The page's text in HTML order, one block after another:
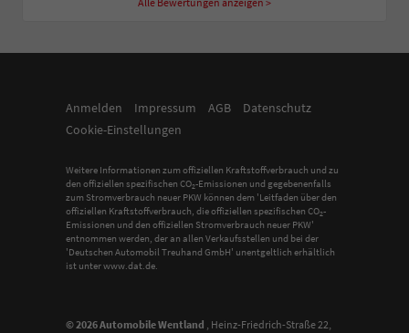
Anmelden Impressum AGB
Datenschutz
Cookie-Einstellungen
Weitere Informationen zum offiziellen Kraftstoffverbrauch und zu
den offiziellen spezifischen CO2-Emissionen und gegebenenfalls
zum Stromverbrauch neuer PKW können dem 'Leitfaden über den
offiziellen Kraftstoffverbrauch, die offiziellen spezifischen CO2-
Emissionen und den offiziellen Stromverbrauch neuer PKW'
entnommen werden, der an allen Verkaufsstellen und bei der
'Deutschen Automobil Treuhand GmbH' unentgeltlich erhältlich
ist unter www.dat.de.
© 2026Automobile Wentland , Heinz-Friedrich-Straße 22,